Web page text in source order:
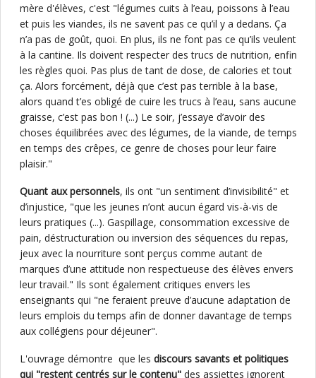
mère d'élèves, c'est "légumes cuits à l’eau, poissons à l’eau
et puis les viandes, ils ne savent pas ce qu’il y a dedans. Ça
n’a pas de goût, quoi. En plus, ils ne font pas ce qu’ils veulent
à la cantine. Ils doivent respecter des trucs de nutrition, enfin
les règles quoi. Pas plus de tant de dose, de calories et tout
ça. Alors forcément, déjà que c’est pas terrible à la base,
alors quand t’es obligé de cuire les trucs à l’eau, sans aucune
graisse, c’est pas bon ! (...) Le soir, j’essaye d’avoir des
choses équilibrées avec des légumes, de la viande, de temps
en temps des crêpes, ce genre de choses pour leur faire
plaisir."
Quant aux personnels, ils ont "un sentiment d’invisibilité" et
d’injustice, "que les jeunes n’ont aucun égard vis-à-vis de
leurs pratiques (...). Gaspillage, consommation excessive de
pain, déstructuration ou inversion des séquences du repas,
jeux avec la nourriture sont perçus comme autant de
marques d’une attitude non respectueuse des élèves envers
leur travail." Ils sont également critiques envers les
enseignants qui "ne feraient preuve d’aucune adaptation de
leurs emplois du temps afin de donner davantage de temps
aux collégiens pour déjeuner".
L'ouvrage démontre que les discours savants et politiques
qui "restent centrés sur le contenu" des assiettes ignorent